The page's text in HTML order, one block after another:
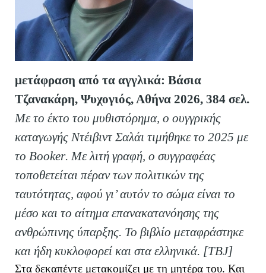
μετάφραση από τα αγγλικά: Βάσια
Τζανακάρη, Ψυχογιός, Αθήνα 2026, 384 σελ.
Με το έκτο του μυθιστόρημα, ο ουγγρικής
καταγωγής Ντέιβιντ Σαλάι τιμήθηκε το 2025 με
το Booker. Με λιτή γραφή, ο συγγραφέας
τοποθετείται πέραν των πολιτικών της
ταυτότητας, αφού γι’ αυτόν το σώμα είναι το
μέσο και το αίτημα επανακατανόησης της
ανθρώπινης ύπαρξης. To βιβλίο μεταφράστηκε
και ήδη κυκλοφορεί και στα ελληνικά. [ΤΒJ]
Στα δεκαπέντε μετακομίζει με τη μητέρα του. Και